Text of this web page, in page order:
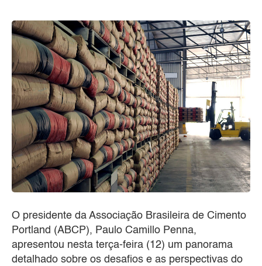
O presidente da Associação Brasileira de Cimento
Portland (ABCP), Paulo Camillo Penna,
apresentou nesta terça-feira (12) um panorama
detalhado sobre os desafios e as perspectivas do